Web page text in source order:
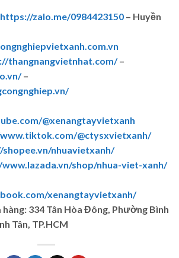
https://zalo.me/0984423150 – Huyền
thangnangvietnhat.com/–
–
@xenangtayvietxanh
@ctysxvietxanh/
nhuavietxanh/
shop/nhua-viet-xanh/
xenangtayvietxanh/
334 Tân Hòa Đông, Phường Bình
Tân, TP.HCM